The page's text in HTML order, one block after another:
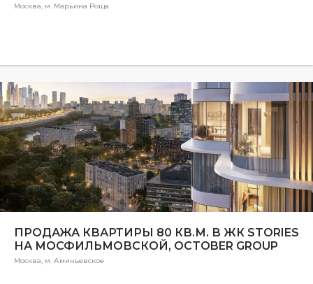
Москва, м. Марьина Роща
ПРОДАЖА КВАРТИРЫ 80 КВ.М. В ЖК STORIES
НА МОСФИЛЬМОВСКОЙ, OCTOBER GROUP
Москва, м. Аминьевское